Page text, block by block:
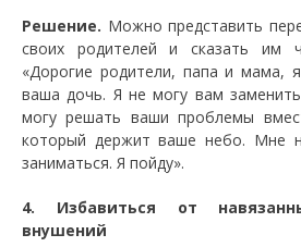
Решение. Можно представить
своих родителей и сказать им
«Дорогие родители, папа и мама,
ваша дочь. Я не могу вам
могу решать ваши проблемы
который держит ваше небо. Мне
заниматься. Я пойду».
4. Избавиться от
внушений